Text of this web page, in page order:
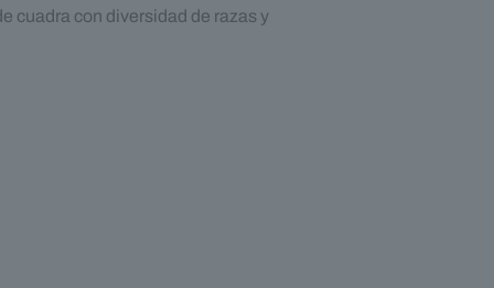
cuadra con diversidad de razas y